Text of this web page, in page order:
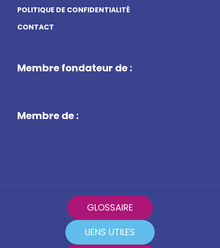
POLITIQUE DE CONFIDENTIALITÉ
CONTACT
Membre fondateur de :
Membre de :
GLOSSAIRE
LIENS UTILES